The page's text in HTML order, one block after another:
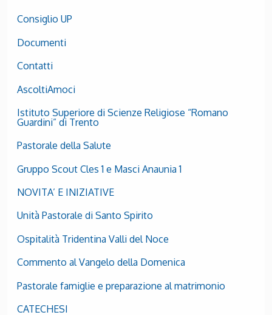
Consiglio UP
Documenti
Contatti
AscoltiAmoci
Istituto Superiore di Scienze Religiose “Romano
Guardini” di Trento
Pastorale della Salute
Gruppo Scout Cles 1 e Masci Anaunia 1
NOVITA’ E INIZIATIVE
Unità Pastorale di Santo Spirito
Ospitalità Tridentina Valli del Noce
Commento al Vangelo della Domenica
Pastorale famiglie e preparazione al matrimonio
CATECHESI